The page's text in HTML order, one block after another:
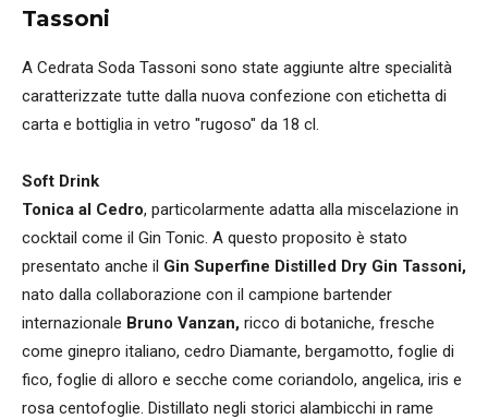
Tassoni
A Cedrata Soda Tassoni sono state aggiunte altre specialità
caratterizzate tutte dalla nuova confezione con etichetta di
carta e bottiglia in vetro "rugoso" da 18 cl.
Soft Drink
Tonica al Cedro, particolarmente adatta alla miscelazione in
cocktail come il Gin Tonic. A questo proposito è stato
presentato anche il Gin Superfine Distilled Dry Gin Tassoni,
nato dalla collaborazione con il campione bartender
internazionale Bruno Vanzan, ricco di botaniche, fresche
come ginepro italiano, cedro Diamante, bergamotto, foglie di
fico, foglie di alloro e secche come coriandolo, angelica, iris e
rosa centofoglie. Distillato negli storici alambicchi in rame